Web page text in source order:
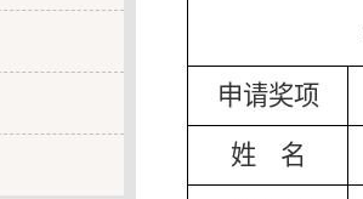
申请奖项
姓 名